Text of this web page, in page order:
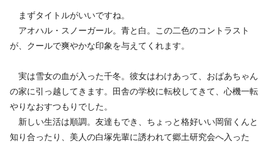
まずタイトルがいいですね。
アオハル・スノーガール。青と白。この二色のコントラスト
が、クールで爽やかな印象を与えてくれます。
実は雪女の血が入った千冬。彼女はわけあって、おばあちゃん
の家に引っ越してきます。田舎の学校に転校してきて、心機一転
やりなおすつもりでした。
新しい生活は順調。友達もでき、ちょっと格好いい岡留くんと
知り合ったり、美人の白塚先輩に誘われて郷土研究会へ入った